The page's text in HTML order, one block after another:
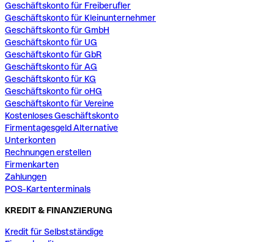
Geschäftskonto für Freiberufler
Geschäftskonto für Kleinunternehmer
Geschäftskonto für GmbH
Geschäftskonto für UG
Geschäftskonto für GbR
Geschäftskonto für AG
Geschäftskonto für KG
Geschäftskonto für oHG
Geschäftskonto für Vereine
Kostenloses Geschäftskonto
Firmentagesgeld Alternative
Unterkonten
Rechnungen erstellen
Firmenkarten
Zahlungen
POS-Kartenterminals
KREDIT & FINANZIERUNG
Kredit für Selbstständige